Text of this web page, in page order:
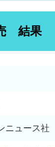
結果
ニュース社